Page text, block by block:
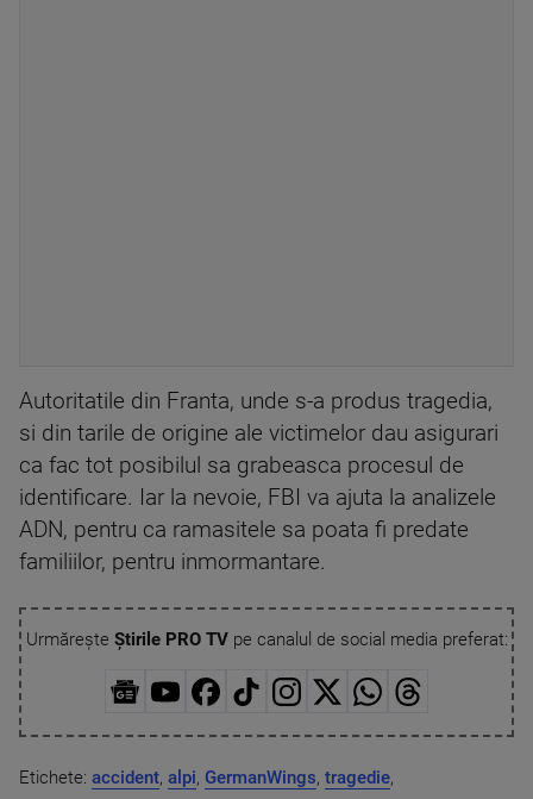
Autoritatile din Franta, unde s-a produs tragedia,
si din tarile de origine ale victimelor dau asigurari
ca fac tot posibilul sa grabeasca procesul de
identificare. Iar la nevoie, FBI va ajuta la analizele
ADN, pentru ca ramasitele sa poata fi predate
familiilor, pentru inmormantare.
Urmărește Știrile PRO TVpe canalul de social media preferat:
Etichete: accident, alpi, GermanWings, tragedie,